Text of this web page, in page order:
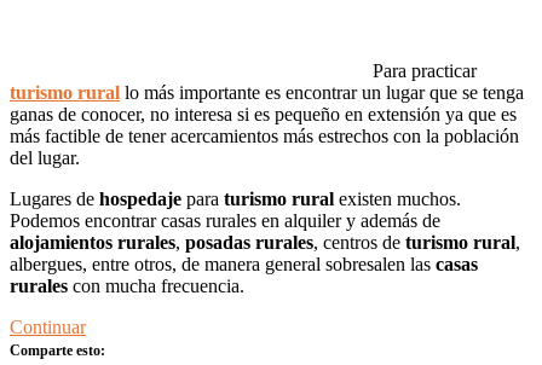
Para practicar
turismo rural lo más importante es encontrar un lugar que se tenga
ganas de conocer, no interesa si es pequeño en extensión ya que es
más factible de tener acercamientos más estrechos con la población
del lugar.
Lugares de hospedaje para turismo rural existen muchos.
Podemos encontrar casas rurales en alquiler y además de
alojamientos rurales, posadas rurales, centros de turismo rural,
albergues, entre otros, de manera general sobresalen las casas
rurales con mucha frecuencia.
Continuar
Comparte esto: